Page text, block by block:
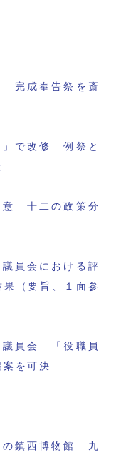
完成奉告祭を斎
」で改修 例祭と
意 十二の政策分
員会における評
（要旨、１面参
議員会 「役職員
を可決
鎮西博物館 九